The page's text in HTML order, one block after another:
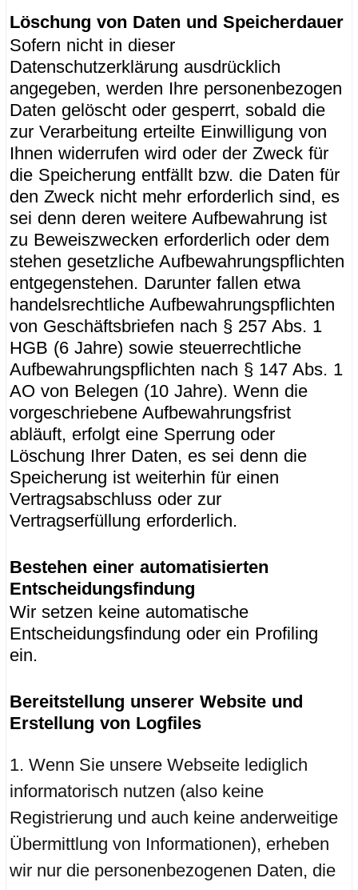
Löschung von Daten und Speicherdauer
Sofern nicht in dieser
Datenschutzerklärung ausdrücklich
angegeben, werden Ihre personenbezogen
Daten gelöscht oder gesperrt, sobald die
zur Verarbeitung erteilte Einwilligung von
Ihnen widerrufen wird oder der Zweck für
die Speicherung entfällt bzw. die Daten für
den Zweck nicht mehr erforderlich sind, es
sei denn deren weitere Aufbewahrung ist
zu Beweiszwecken erforderlich oder dem
stehen gesetzliche Aufbewahrungspflichten
entgegenstehen. Darunter fallen etwa
handelsrechtliche Aufbewahrungspflichten
von Geschäftsbriefen nach § 257 Abs. 1
HGB (6 Jahre) sowie steuerrechtliche
Aufbewahrungspflichten nach § 147 Abs. 1
AO von Belegen (10 Jahre). Wenn die
vorgeschriebene Aufbewahrungsfrist
abläuft, erfolgt eine Sperrung oder
Löschung Ihrer Daten, es sei denn die
Speicherung ist weiterhin für einen
Vertragsabschluss oder zur
Vertragserfüllung erforderlich.
Bestehen einer automatisierten
Entscheidungsfindung
Wir setzen keine automatische
Entscheidungsfindung oder ein Profiling
ein.
Bereitstellung unserer Website und
Erstellung von Logfiles
Wenn Sie unsere Webseite lediglich
informatorisch nutzen (also keine
Registrierung und auch keine anderweitige
Übermittlung von Informationen), erheben
wir nur die personenbezogenen Daten, die